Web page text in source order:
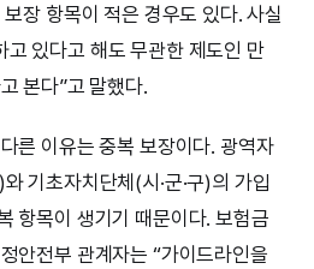
장 항목이 적은 경우도 있다. 사실
고 있다고 해도 무관한 제도인 만
본다”고 말했다.
른 이유는 중복 보장이다. 광역자
기초자치단체(시·군·구)의 가입
항목이 생기기 때문이다. 보험금
안전부 관계자는 “가이드라인을